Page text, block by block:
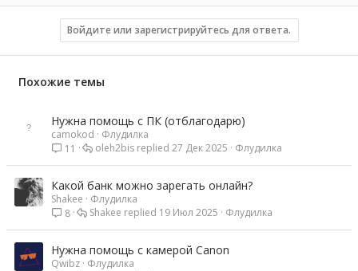
Войдите или зарегистрируйтесь для ответа.
Похожие темы
Нужна помощь с ПК (отблагодарю)
camokod
Флудилка
11
Флудилка
27 Дек 2025
oleh2bis
Какой банк можно зарегать онлайн?
Shakee
Флудилка
8
Флудилка
19 Июл 2025
Shakee
Нужна помощь с камерой Canon
Qwibz Флудилка